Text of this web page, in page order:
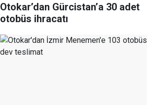
Otokar’dan Gürcistan’a 30 adet
otobüs ihracatı